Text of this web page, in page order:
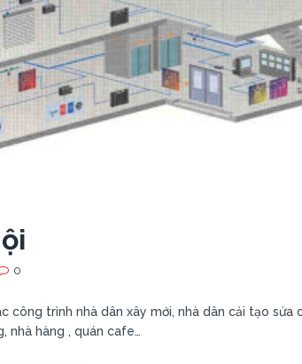
0
công trình nhà dân xây mới, nhà dân cải tạo sửa
nhà hàng , quán cafe…